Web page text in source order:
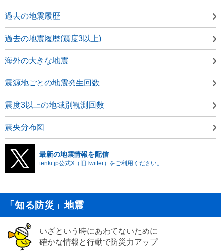
過去の地震履歴
過去の地震履歴(震度3以上)
海外の大きな地震
震源地ごとの地震発生回数
震度3以上の地域別観測回数
震央分布図
最新の地震情報を配信
tenki.jp公式X（旧Twitter）をご利用ください。
「知る防災」地震
いざという時にあわてないために
確かな情報と行動で防災力アップ